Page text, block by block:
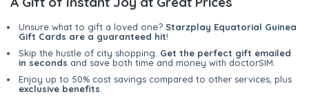
Unsure what to gift a loved one? Starzplay Equatorial Guinea
Gift Cards are a guaranteed hit!
Skip the hustle of city shopping. Get the perfect gift emailed
in seconds and save both time and money with doctorSIM.
Enjoy up to 50% cost savings compared to other services, plus
exclusive benefits